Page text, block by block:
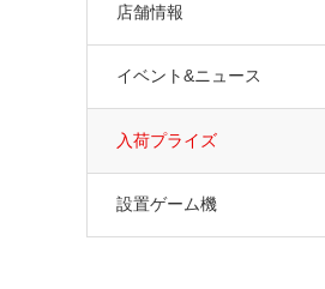
店舗情報
イベント&ニュース
入荷プライズ
設置ゲーム機